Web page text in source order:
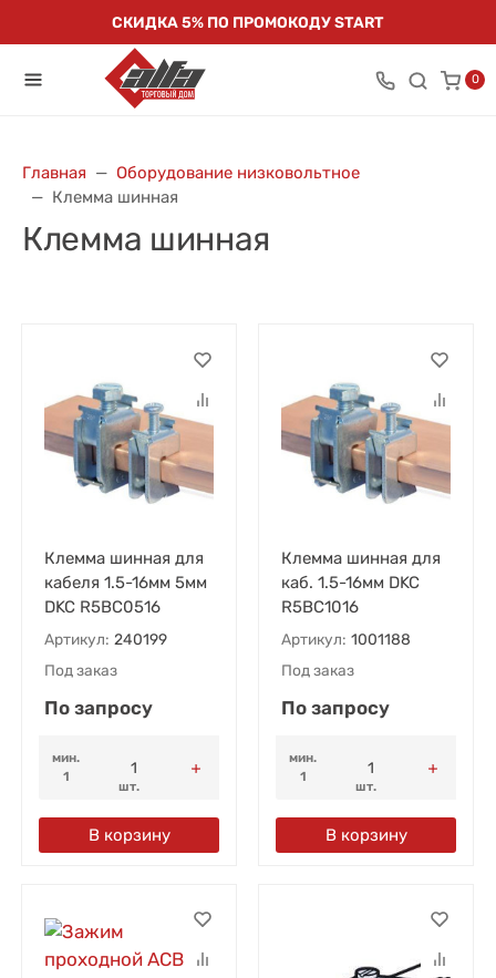
СКИДКА 5% ПО ПРОМОКОДУ START
0
Главная
Оборудование низковольтное
Клемма шинная
Клемма шинная
Клемма шинная для
кабеля 1.5-16мм 5мм
DKC R5BC0516
Артикул: 240199
Под заказ
По запросу
мин.
1
шт.
В корзину
Клемма шинная для
каб. 1.5-16мм DKC
R5BC1016
Артикул: 1001188
Под заказ
По запросу
мин.
1
шт.
В корзину